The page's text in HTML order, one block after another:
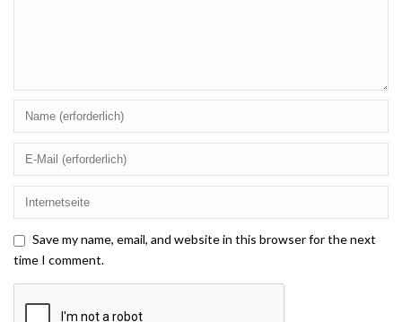
Save my name, email, and website in this browser for the next
time I comment.